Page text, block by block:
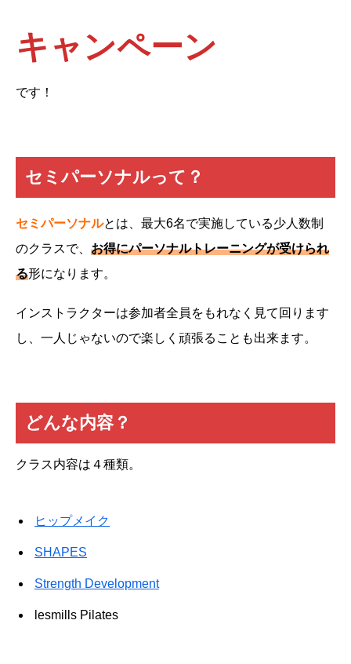
キャンペーン
です！
セミパーソナルって？
セミパーソナルとは、最大6名で実施している少人数制
のクラスで、 お得にパーソナルトレーニングが受けられ
る形になります。
インストラクターは参加者全員をもれなく見て回ります
し、一人じゃないので楽しく頑張ることも出来ます。
どんな内容？
クラス内容は４種類。
ヒップメイク
SHAPES
Strength Development
lesmills Pilates